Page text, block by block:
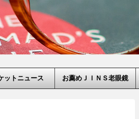
ットニュース お薦めＪＩＮＳ老眼鏡